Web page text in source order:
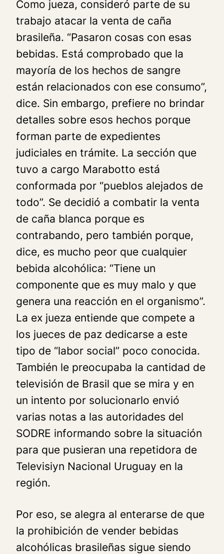
Como jueza, consideró parte de su
trabajo atacar la venta de caña
brasileña. “Pasaron cosas con esas
bebidas. Está comprobado que la
mayoría de los hechos de sangre
están relacionados con ese consumo”,
dice. Sin embargo, prefiere no brindar
detalles sobre esos hechos porque
forman parte de expedientes
judiciales en trámite. La sección que
tuvo a cargo Marabotto está
conformada por “pueblos alejados de
todo”. Se decidió a combatir la venta
de caña blanca porque es
contrabando, pero también porque,
dice, es mucho peor que cualquier
bebida alcohólica: “Tiene un
componente que es muy malo y que
genera una reacción en el organismo”.
La ex jueza entiende que compete a
los jueces de paz dedicarse a este
tipo de “labor social” poco conocida.
También le preocupaba la cantidad de
televisión de Brasil que se mira y en
un intento por solucionarlo envió
varias notas a las autoridades del
SODRE informando sobre la situación
para que pusieran una repetidora de
Televisiуn Nacional Uruguay en la
región.
Por eso, se alegra al enterarse de que
la prohibición de vender bebidas
alcohólicas brasileñas sigue siendo